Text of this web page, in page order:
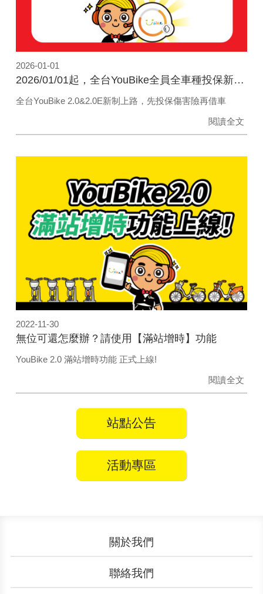
2026-01-01
2026/01/01起，全台YouBike全員全車種投保新制上路
全台YouBike 2.0&2.0E新制上路，先投保傷害險再借車
閱讀全文
2022-11-30
無位可還怎麼辦？請使用【滿站增時】功能
YouBike 2.0 滿站增時功能 正式上線!
閱讀全文
站點公告
活動專區
關於我們
聯絡我們